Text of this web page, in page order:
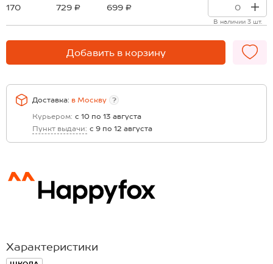
170 729 ₽ 699 ₽
В наличии 3 шт.
Добавить в корзину
Доставка: в Москву
?
Курьером: с 10 по 13 августа
Пункт выдачи: с 9 по 12 августа
Характеристики